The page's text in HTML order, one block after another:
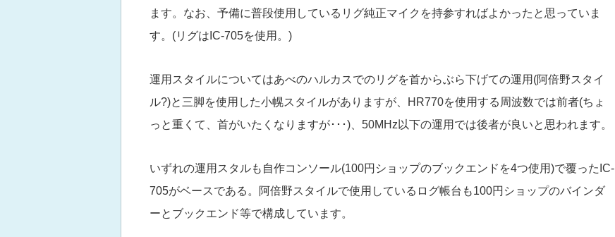
ます。なお、予備に普段使用しているリグ純正マイクを持参すればよかったと思っていま
す。(リグはIC-705を使用。)
運用スタイルについてはあべのハルカスでのリグを首からぶら下げての運用(阿倍野スタイ
ル?)と三脚を使用した小幌スタイルがありますが、HR770を使用する周波数では前者(ちょ
っと重くて、首がいたくなりますが･･･)、50MHz以下の運用では後者が良いと思われます。
いずれの運用スタルも自作コンソール(100円ショップのブックエンドを4つ使用)で覆ったIC-
705がベースである。阿倍野スタイルで使用しているログ帳台も100円ショップのバインダ
ーとブックエンド等で構成しています。